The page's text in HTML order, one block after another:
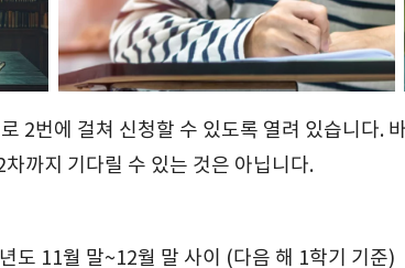
2번에 걸쳐 신청할 수 있도록 열려 있습니다.
까지 기다릴 수 있는 것은 아닙니다.
도 11월 말~12월 말 사이 (다음 해 1학기 기준)